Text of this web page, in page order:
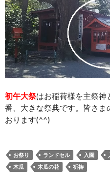
初午大祭はお稲荷様を主祭神
番、大きな祭典です。皆さま
おります(^^)
お祭り ランドセル 入園
木瓜
木瓜の花 祈祷